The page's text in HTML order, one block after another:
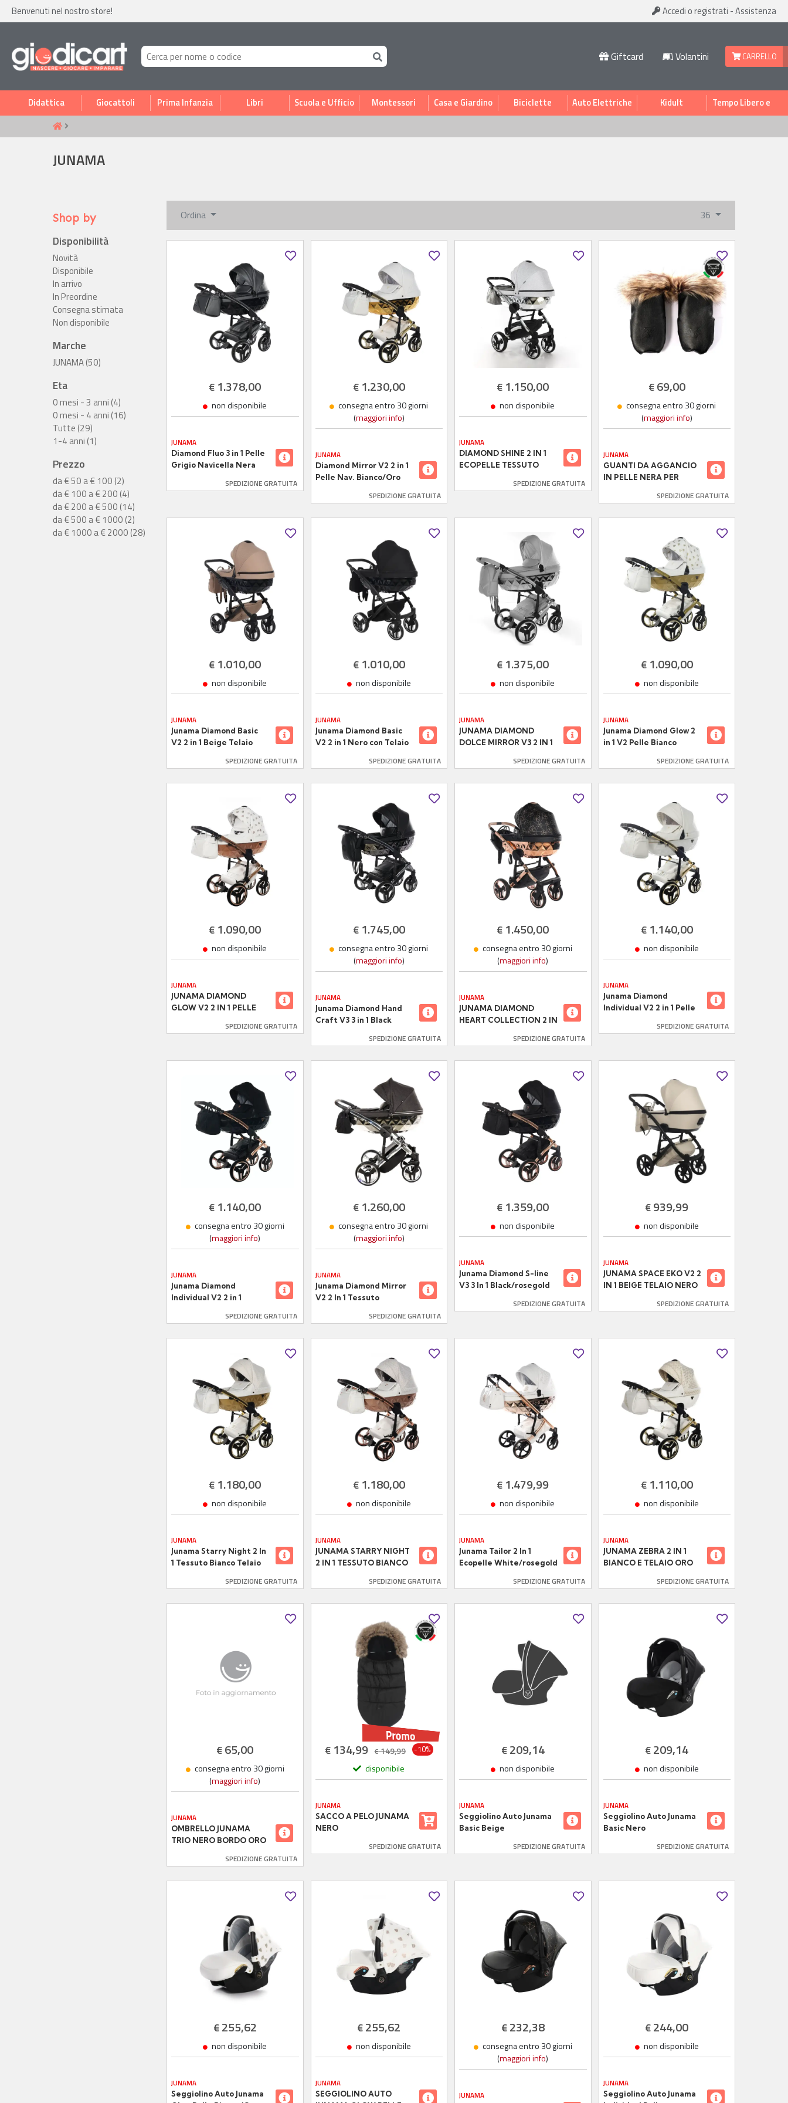
Benvenuti nel nostro store! Accedi o registrati -Assistenza
Giftcard Volantini CARRELLO
Didattica Giocattoli Prima Infanzia Libri Scuola e Ufficio Montessori Casa e Giardino Biciclette Auto Elettriche Kidult
Tempo Libero e
Sport
JUNAMA
Shop by
Disponibilità
Novità
Disponibile
In arrivo
In Preordine
Consegna stimata
Non disponibile
Marche
JUNAMA (50)
Eta
0 mesi - 3 anni (4)
0 mesi - 4 anni (16)
Tutte (29)
1-4 anni (1)
Prezzo
da € 50 a € 100 (2)
da € 100 a € 200 (4)
da € 200 a € 500 (14)
da € 500 a € 1000 (2)
da € 1000 a € 2000 (28)
Ordina 36
€ 1.378,00
non disponibile
JUNAMA
Diamond Fluo 3 in 1 Pelle
Grigio Navicella Nera
SPEDIZIONE GRATUITA
€1.230,00
consegna entro 30 giorni
(maggiori info)
JUNAMA
Diamond Mirror V2 2 in 1
Pelle Nav. Bianco/Oro
SPEDIZIONE GRATUITA
€ 1.150,00
non disponibile
JUNAMA
DIAMOND SHINE 2 IN 1
ECOPELLE TESSUTO
NAVICELLA SILVERSPEDIZIONE GRATUITA
€69,00
consegna entro 30 giorni
(maggiori info)
JUNAMA
GUANTI DA AGGANCIO
IN PELLE NERA PER
SPEDIZIONE GRATUITA
€ 1.010,00
non disponibile
JUNAMA
Junama Diamond Basic
V2 2 in 1 Beige Telaio
SPEDIZIONE GRATUITA
€1.010,00
non disponibile
JUNAMA
Junama Diamond Basic
V2 2 in 1 Nero con Telaio
SPEDIZIONE GRATUITA
€ 1.375,00
non disponibile
JUNAMA
JUNAMA DIAMOND
DOLCE MIRROR V3 2 IN 1
SILVER GLOSSYSPEDIZIONE GRATUITA
€1.090,00
non disponibile
JUNAMA
Junama Diamond Glow 2
in 1 V2 Pelle Bianco
Telaio Oro GioSPEDIZIONE GRATUITA
€ 1.090,00
non disponibile
JUNAMA
JUNAMA DIAMOND
GLOW V2 2 IN 1 PELLE
ROSA SATINATO TELAIO
SPEDIZIONE GRATUITA
€1.745,00
consegna entro 30 giorni
(maggiori info)
JUNAMA
Junama Diamond Hand
Craft V3 3 in 1 Black
SPEDIZIONE GRATUITA
€ 1.450,00
consegna entro 30 giorni
(maggiori info)
JUNAMA
JUNAMA DIAMOND
HEART COLLECTION 2 IN
BLACK/ROSEGOLDSPEDIZIONE GRATUITA
€1.140,00
non disponibile
JUNAMA
Junama Diamond
Individual V2 2 in 1 Pelle
SPEDIZIONE GRATUITA
€ 1.140,00
consegna entro 30 giorni
(maggiori info)
JUNAMA
Junama Diamond
Individual V2 2 in 1
telaio Oro RosaSPEDIZIONE GRATUITA
€1.260,00
consegna entro 30 giorni
(maggiori info)
JUNAMA
Junama Diamond Mirror
V2 2 In 1 Tessuto
SPEDIZIONE GRATUITA
€ 1.359,00
non disponibile
JUNAMA
Junama Diamond S-line
V3 3 In 1 Black/rosegold
SPEDIZIONE GRATUITA
€939,99
non disponibile
JUNAMA
JUNAMA SPACE EKO V2 2
IN 1 BEIGE TELAIO NERO
SPEDIZIONE GRATUITA
€ 1.180,00
non disponibile
JUNAMA
Junama Starry Night 2 In
1 Tessuto Bianco Telaio
Bianco EcopelleSPEDIZIONE GRATUITA
€1.180,00
non disponibile
JUNAMA
JUNAMA STARRY NIGHT
2 IN 1 TESSUTO BIANCO
DETTAGLI BIANCOSPEDIZIONE GRATUITA
€ 1.479,99
non disponibile
JUNAMA
Junama Tailor 2 In 1
Ecopelle White/rosegold
Rosegold TelaioSPEDIZIONE GRATUITA
€1.110,00
non disponibile
JUNAMA
JUNAMA ZEBRA 2 IN 1
BIANCO E TELAIO ORO
SPEDIZIONE GRATUITA
€65,00
consegna entro 30 giorni
(maggiori info)
JUNAMA
OMBRELLO JUNAMA
TRIO NERO BORDO ORO
SPEDIZIONE GRATUITA
€134,99 €149,99 -10%
disponibile
JUNAMA
SACCO A PELO JUNAMA
NERO
SPEDIZIONE GRATUITA
€209,14
non disponibile
JUNAMA
Seggiolino Auto Junama
Basic Beige
SPEDIZIONE GRATUITA
€209,14
non disponibile
JUNAMA
Seggiolino Auto Junama
Basic Nero
SPEDIZIONE GRATUITA
€255,62
non disponibile
JUNAMA
Seggiolino Auto Junama
€255,62
non disponibile
JUNAMA
SEGGIOLINO AUTO
€232,38
consegna entro 30 giorni
(maggiori info)
JUNAMA
€244,00
non disponibile
JUNAMA
Seggiolino Auto Junama